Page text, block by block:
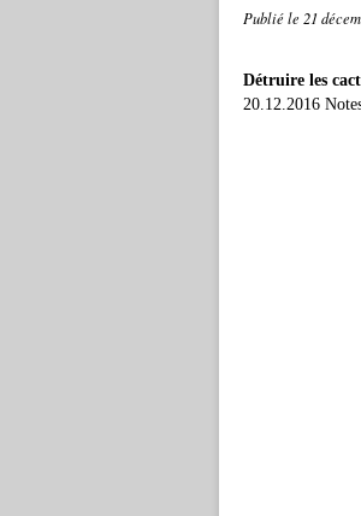
Publié le 21
Détruire les
20.12.2016